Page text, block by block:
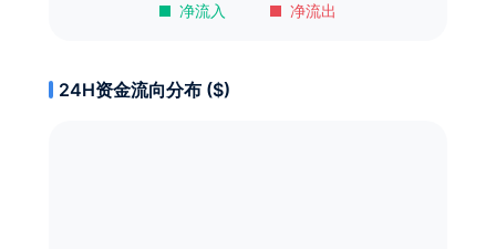
净流入 净流出
24H资金流向分布 ($)